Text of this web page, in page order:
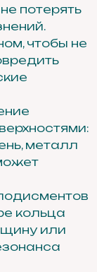
потерять
чтобы не
металл
кольца
или